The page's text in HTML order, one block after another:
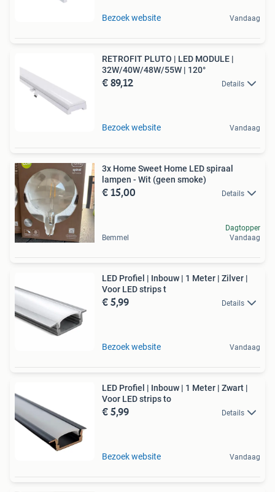
Bezoek website Vandaag
RETROFIT PLUTO | LED MODULE |
32W/40W/48W/55W | 120°
€ 89,12 Details
Bezoek website Vandaag
3x Home Sweet Home LED spiraal
lampen - Wit (geen smoke)
€ 15,00 Details
Bemmel
Dagtopper
Vandaag
LED Profiel | Inbouw | 1 Meter | Zilver |
Voor LED strips t
€ 5,99 Details
Bezoek website Vandaag
LED Profiel | Inbouw | 1 Meter | Zwart |
Voor LED strips to
€ 5,99 Details
Bezoek website Vandaag